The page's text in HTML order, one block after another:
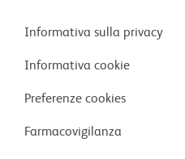
Informativa sulla privacy
Informativa cookie
Preferenze cookies
Farmacovigilanza